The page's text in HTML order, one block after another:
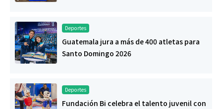
Deportes
Guatemala jura a más de 400 atletas para
Santo Domingo 2026
Deportes
Fundación Bi celebra el talento juvenil con